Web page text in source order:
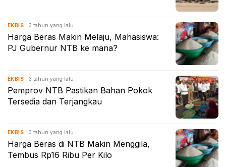
EKBIS 3 tahun yang lalu
Harga Beras Makin Melaju, Mahasiswa:
PJ Gubernur NTB ke mana?
EKBIS 3 tahun yang lalu
Pemprov NTB Pastikan Bahan Pokok
Tersedia dan Terjangkau
EKBIS 3 tahun yang lalu
Harga Beras di NTB Makin Menggila,
Tembus Rp16 Ribu Per Kilo